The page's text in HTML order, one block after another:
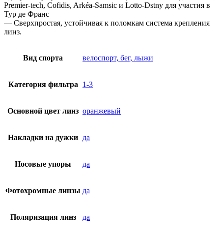
Premier-tech, Cofidis, Arkéa-Samsic и Lotto-Dstny для участия в
Тур де Франс
— Сверхпростая, устойчивая к поломкам система крепления
линз.
Вид спорта велоспорт, бег, лыжи
Категория фильтра 1-3
Основной цвет линз оранжевый
Накладки на дужки да
Носовые упоры да
Фотохромные линзы да
Поляризация линз да